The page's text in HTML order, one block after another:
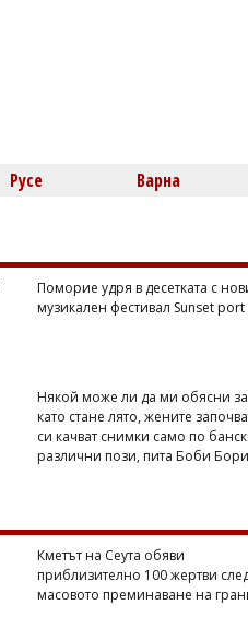
Русе Варна
Поморие удря в десетката с
музикален фестивал Sunset port
Някой може ли да ми обясни
като стане лято, жените
си качват снимки само по
различни пози, пита Боби
Кметът на Сеута обяви
приблизително 100 жертви
масовото преминаване на